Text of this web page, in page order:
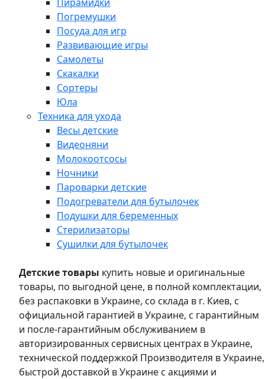
Погремушки
Посуда для игр
Развивающие игры
Самолеты
Скакалки
Сортеры
Юла
Техника для ухода
Весы детские
Видеоняни
Молокоотсосы
Ночники
Пароварки детские
Подогреватели для бутылочек
Подушки для беременных
Стерилизаторы
Сушилки для бутылочек
Детские товары купить новые и оригинальные
товары, по выгодной цене, в полной комплектации,
без распаковки в Украине, со склада в г. Киев, с
официальной гарантией в Украине, с гарантийным
и после-гарантийным обслуживанием в
авторизированных сервисных центрах в Украине,
технической поддержкой Производителя в Украине,
быстрой доставкой в Украине с акциями и